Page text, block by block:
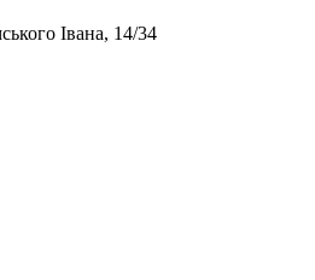
Івана, 14/34